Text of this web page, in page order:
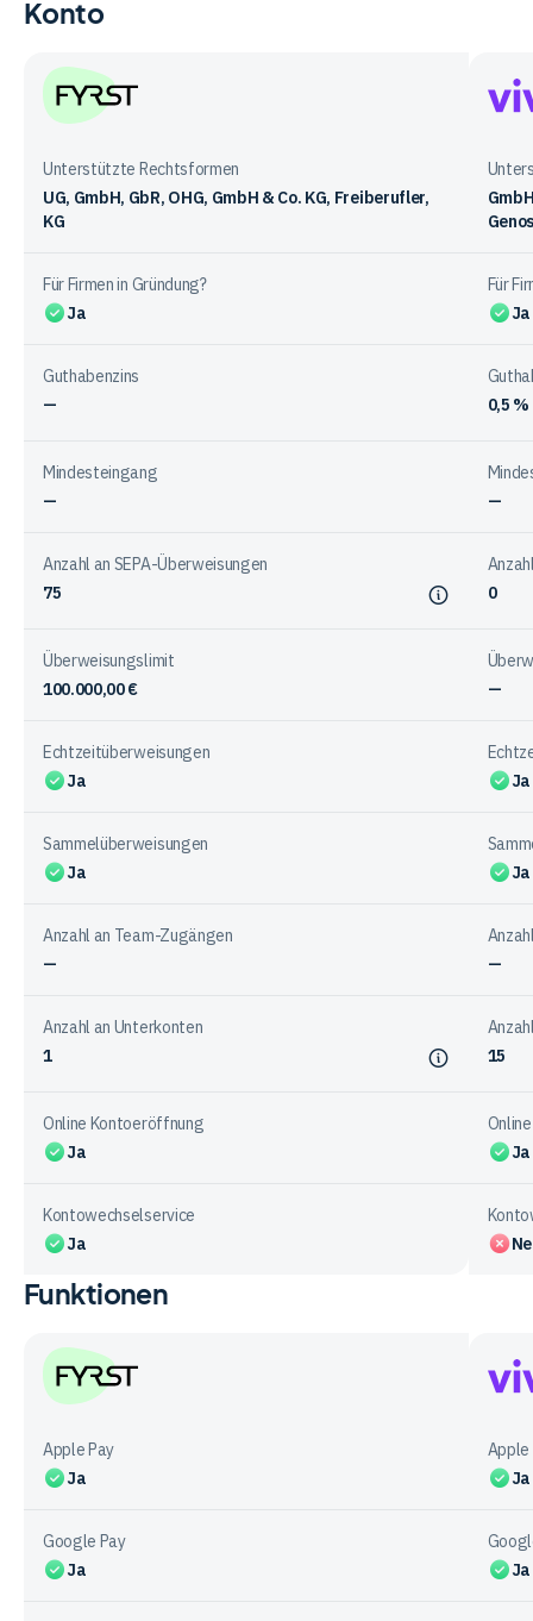
Vergleichstabelle
Gebühren
den
Konto
FYRST
Unterstützte Rechtsformen
UG, GmbH, GbR, OHG, GmbH & Co. KG, Freiberufler,
KG
Für Firmen in Gründung?
Ja
Für
Ja
Guthabenzins
—
0,5 %
Mindesteingang
—
—
Anzahl an SEPA-Überweisungen
75
0
Überweisungslimit
100.000,00 €
—
Echtzeitüberweisungen
Ja
Ja
Sammelüberweisungen
Ja
Ja
Anzahl an Team-Zugängen
—
—
Anzahl an Unterkonten
1
15
Online Kontoeröffnung
Ja
Ja
Kontowechselservice
Ja
Vergleichstabelle
den
Kontomodellen
Anbietern
Funktionen
FYRST
Apple Pay
Ja
Apple
Ja
Google Pay
Ja
Ja